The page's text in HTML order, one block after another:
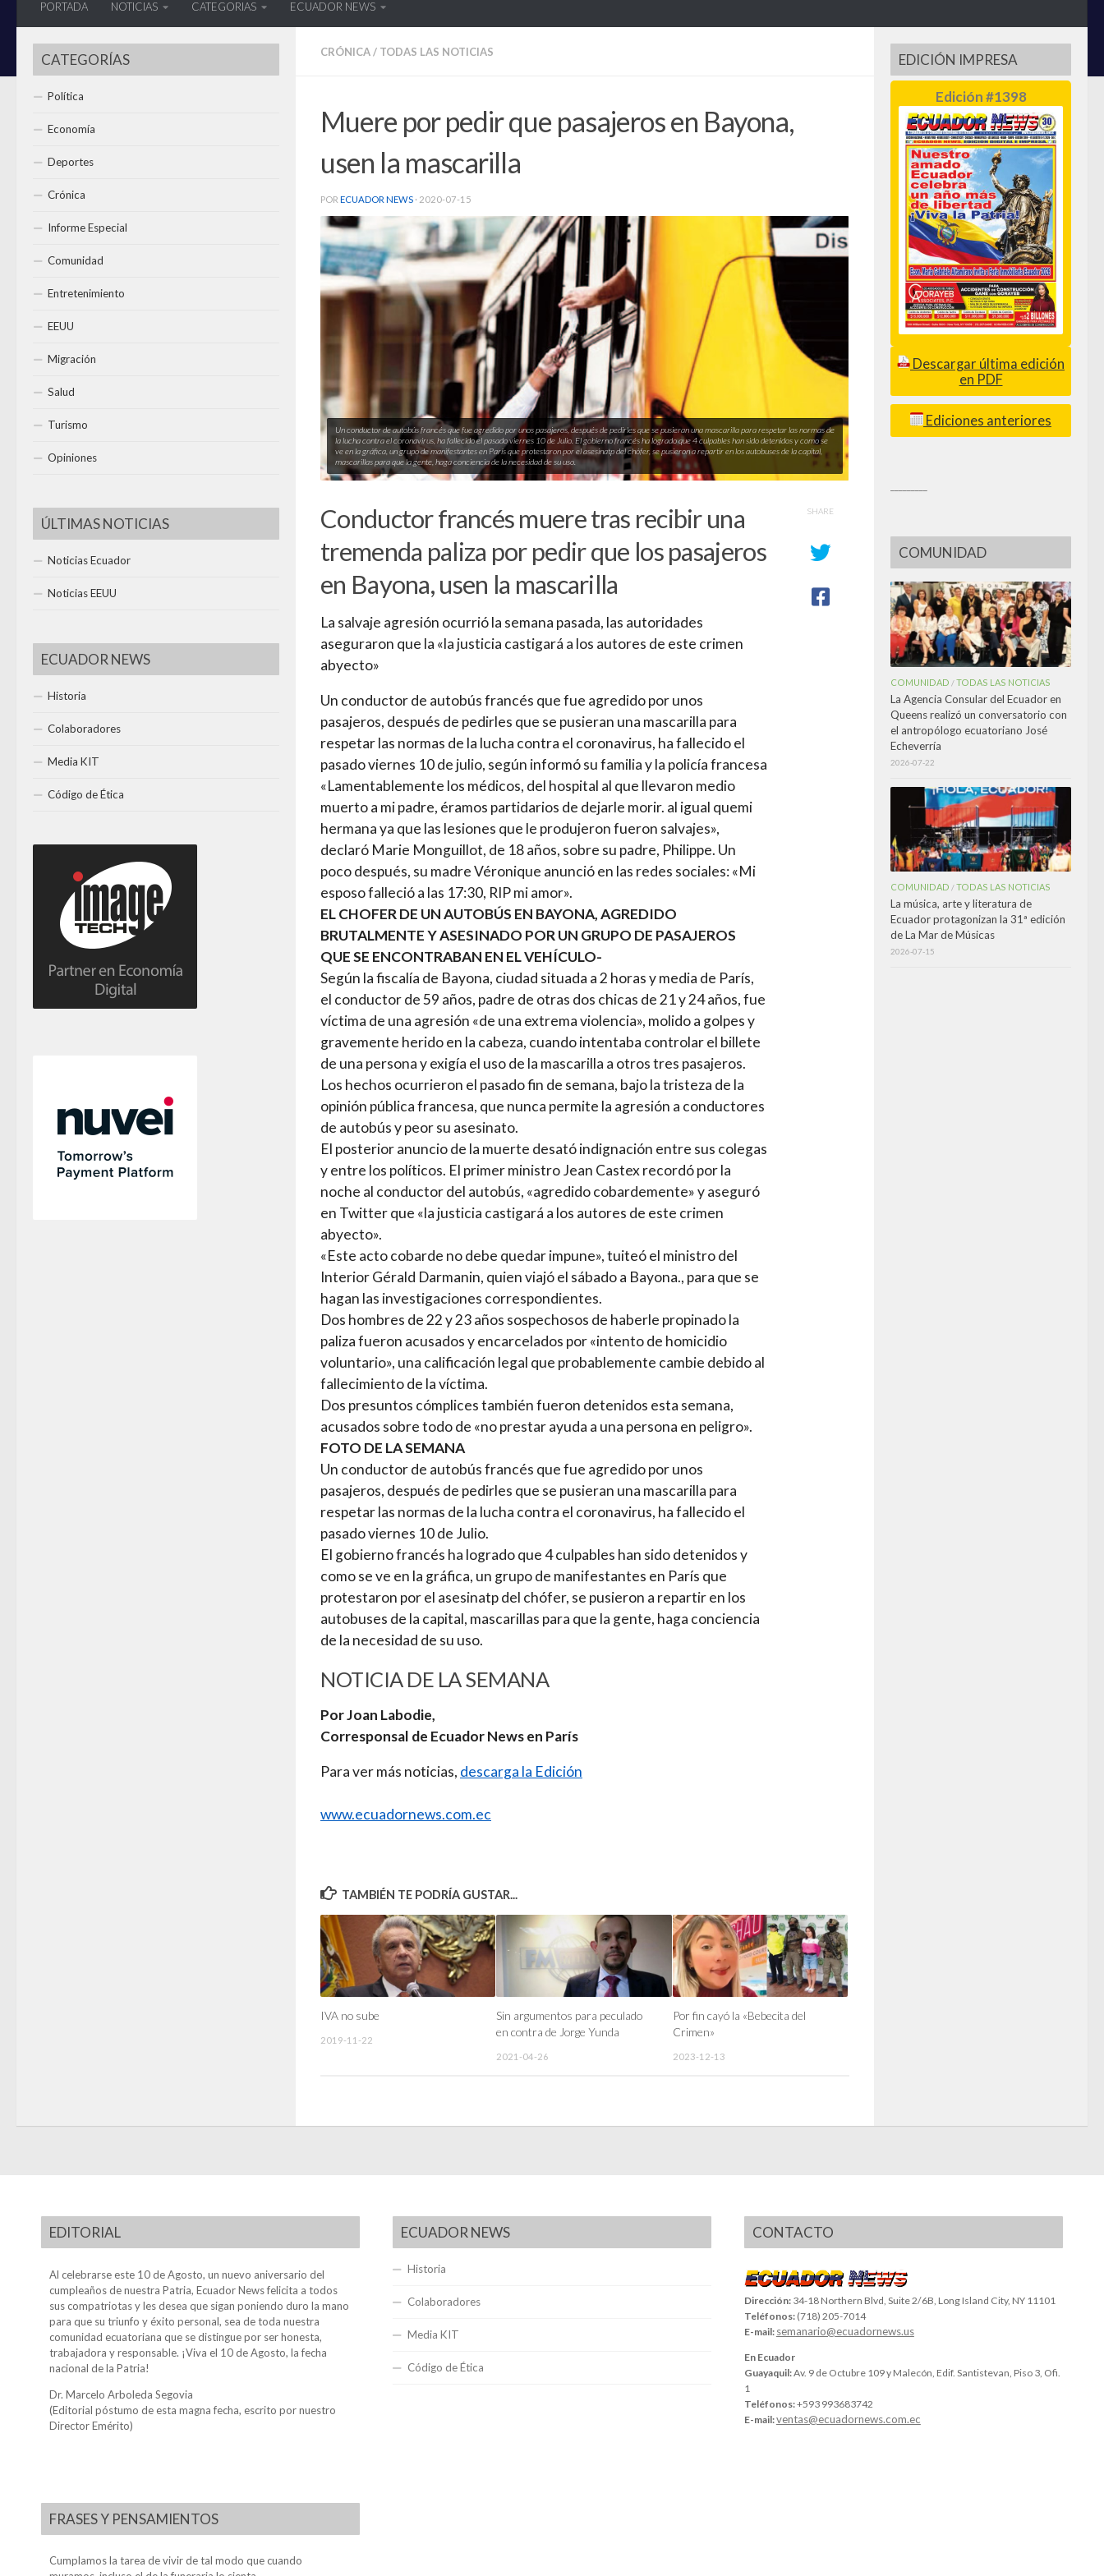
PORTADA NOTICIAS CATEGORIAS ECUADOR NEWS
CRÓNICA/ TODAS LAS NOTICIAS
Muere por pedir que pasajeros en Bayona,
usen la mascarilla
POR ECUADOR NEWS · 2020-07-15
Un conductor de autobús francés que fue agredido por unos pasajeros, después de pedirles que se pusieran una mascarilla para respetar las normas de
la lucha contra el coronavirus, ha fallecido el pasado viernes 10 de Julio. El gobierno francés ha logrado que 4 culpables han sido detenidos y como se
ve en la gráfica, un grupo de manifestantes en París que protestaron por el asesinatp del chófer, se pusieron a repartir en los autobuses de la capital,
mascarillas para que la gente, haga conciencia de la necesidad de su uso.
Conductor francés muere tras recibir una
tremenda paliza por pedir que los pasajeros
en Bayona, usen la mascarilla
La salvaje agresión ocurrió la semana pasada, las autoridades
aseguraron que la «la justicia castigará a los autores de este crimen
abyecto»
Un conductor de autobús francés que fue agredido por unos
pasajeros, después de pedirles que se pusieran una mascarilla para
respetar las normas de la lucha contra el coronavirus, ha fallecido el
pasado viernes 10 de julio, según informó su familia y la policía francesa
«Lamentablemente los médicos, del hospital al que llevaron medio
muerto a mi padre, éramos partidarios de dejarle morir. al igual quemi
hermana ya que las lesiones que le produjeron fueron salvajes»,
declaró Marie Monguillot, de 18 años, sobre su padre, Philippe. Un
poco después, su madre Véronique anunció en las redes sociales: «Mi
esposo falleció a las 17:30, RIP mi amor».
EL CHOFER DE UN AUTOBÚS EN BAYONA, AGREDIDO
BRUTALMENTE Y ASESINADO POR UN GRUPO DE PASAJEROS
QUE SE ENCONTRABAN EN EL VEHÍCULO-
Según la fiscalía de Bayona, ciudad situada a 2 horas y media de París,
el conductor de 59 años, padre de otras dos chicas de 21 y 24 años, fue
víctima de una agresión «de una extrema violencia», molido a golpes y
gravemente herido en la cabeza, cuando intentaba controlar el billete
de una persona y exigía el uso de la mascarilla a otros tres pasajeros.
Los hechos ocurrieron el pasado fin de semana, bajo la tristeza de la
opinión pública francesa, que nunca permite la agresión a conductores
de autobús y peor su asesinato.
El posterior anuncio de la muerte desató indignación entre sus colegas
y entre los políticos. El primer ministro Jean Castex recordó por la
noche al conductor del autobús, «agredido cobardemente» y aseguró
en Twitter que «la justicia castigará a los autores de este crimen
abyecto».
«Este acto cobarde no debe quedar impune», tuiteó el ministro del
Interior Gérald Darmanin, quien viajó el sábado a Bayona., para que se
hagan las investigaciones correspondientes.
Dos hombres de 22 y 23 años sospechosos de haberle propinado la
paliza fueron acusados y encarcelados por «intento de homicidio
voluntario», una calificación legal que probablemente cambie debido al
fallecimiento de la víctima.
Dos presuntos cómplices también fueron detenidos esta semana,
acusados sobre todo de «no prestar ayuda a una persona en peligro».
FOTO DE LA SEMANA
Un conductor de autobús francés que fue agredido por unos
pasajeros, después de pedirles que se pusieran una mascarilla para
respetar las normas de la lucha contra el coronavirus, ha fallecido el
pasado viernes 10 de Julio.
El gobierno francés ha logrado que 4 culpables han sido detenidos y
como se ve en la gráfica, un grupo de manifestantes en París que
protestaron por el asesinatp del chófer, se pusieron a repartir en los
autobuses de la capital, mascarillas para que la gente, haga conciencia
de la necesidad de su uso.
NOTICIA DE LA SEMANA
Por Joan Labodie,
Corresponsal de Ecuador News en París
Para ver más noticias, descarga la Edición
www.ecuadornews.com.ec
SHARE
TAMBIÉN TE PODRÍA GUSTAR...
IVA no sube
2019-11-22
Sin argumentos para peculado
en contra de Jorge Yunda
2021-04-26
Por fin cayó la «Bebecita del
Crimen»
2023-12-13
CATEGORÍAS
Política
Economía
Deportes
Crónica
Informe Especial
Comunidad
Entretenimiento
EEUU
Migración
Salud
Turismo
Opiniones
ÚLTIMAS NOTICIAS
Noticias Ecuador
Noticias EEUU
ECUADOR NEWS
Historia
Colaboradores
Media KIT
Código de Ética
EDICIÓN IMPRESA
Edición #1398
Descargar última edición
en PDF
Ediciones anteriores
COMUNIDAD
COMUNIDAD /TODAS LAS NOTICIAS
La Agencia Consular del Ecuador en
Queens realizó un conversatorio con
el antropólogo ecuatoriano José
Echeverría
2026-07-22
COMUNIDAD /TODAS LAS NOTICIAS
La música, arte y literatura de
Ecuador protagonizan la 31ª edición
de La Mar de Músicas
2026-07-15
EDITORIAL
Al celebrarse este 10 de Agosto, un nuevo aniversario del
cumpleaños de nuestra Patria, Ecuador News felicita a todos
sus compatriotas y les desea que sigan poniendo duro la mano
para que su triunfo y éxito personal, sea de toda nuestra
comunidad ecuatoriana que se distingue por ser honesta,
trabajadora y responsable. ¡Viva el 10 de Agosto, la fecha
nacional de la Patria!
Dr. Marcelo Arboleda Segovia
(Editorial póstumo de esta magna fecha, escrito por nuestro
Director Emérito)
FRASES Y PENSAMIENTOS
Cumplamos la tarea de vivir de tal modo que cuando
ECUADOR NEWS
Historia
Colaboradores
Media KIT
Código de Ética
CONTACTO
Dirección: 34-18 Northern Blvd, Suite 2/6B, Long Island City, NY 11101
Teléfonos: (718) 205-7014
E-mail: semanario@ecuadornews.us
En Ecuador
Guayaquil:Av. 9 de Octubre 109 y Malecón, Edif. Santistevan, Piso 3, Ofi.
1
Teléfonos:+593 993683742
E-mail:ventas@ecuadornews.com.ec